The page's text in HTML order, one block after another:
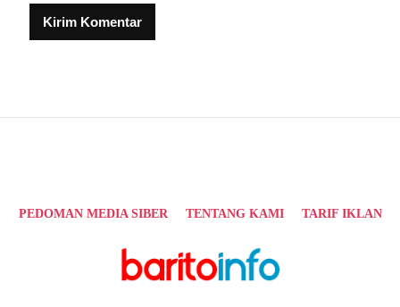
PEDOMAN MEDIA SIBER TENTANG KAMI TARIF IKLAN